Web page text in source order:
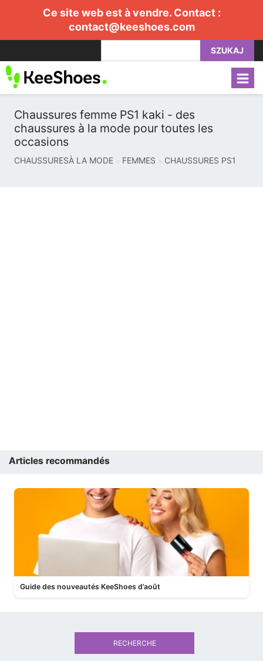
Ce site web est à vendre. Contact :
contact@keeshoes.com
SZUKAJ
Chaussures femme PS1 kaki - des
chaussures à la mode pour toutes les
occasions
CHAUSSURESÀ LA MODE FEMMES CHAUSSURES PS1
Articles recommandés
Guide des nouveautés KeeShoes d’août
RECHERCHE